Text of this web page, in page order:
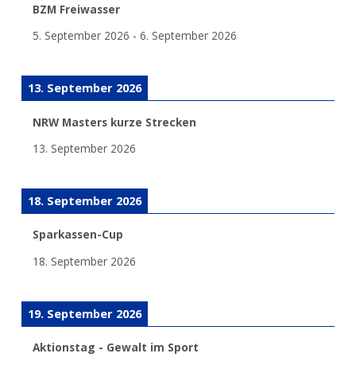
BZM Freiwasser
5. September 2026 - 6. September 2026
13. September 2026
NRW Masters kurze Strecken
13. September 2026
18. September 2026
Sparkassen-Cup
18. September 2026
19. September 2026
Aktionstag - Gewalt im Sport